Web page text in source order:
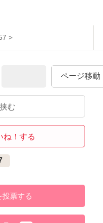
>
む
ね！する
投票する